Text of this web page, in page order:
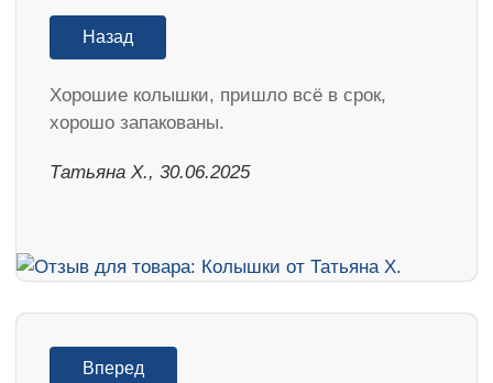
Назад
Хорошие колышки, пришло всё в срок,
хорошо запакованы.
Татьяна Х., 30.06.2025
Вперед